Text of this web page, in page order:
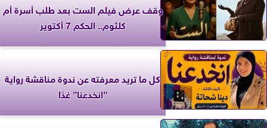
وقف عرض فيلم الست بعد طلب أسرة أم
كلثوم.. الحكم 7 أكتوير
كل ما تريد معرفته عن ندوة مناقشة رواية
”انخدعنا” غدًا